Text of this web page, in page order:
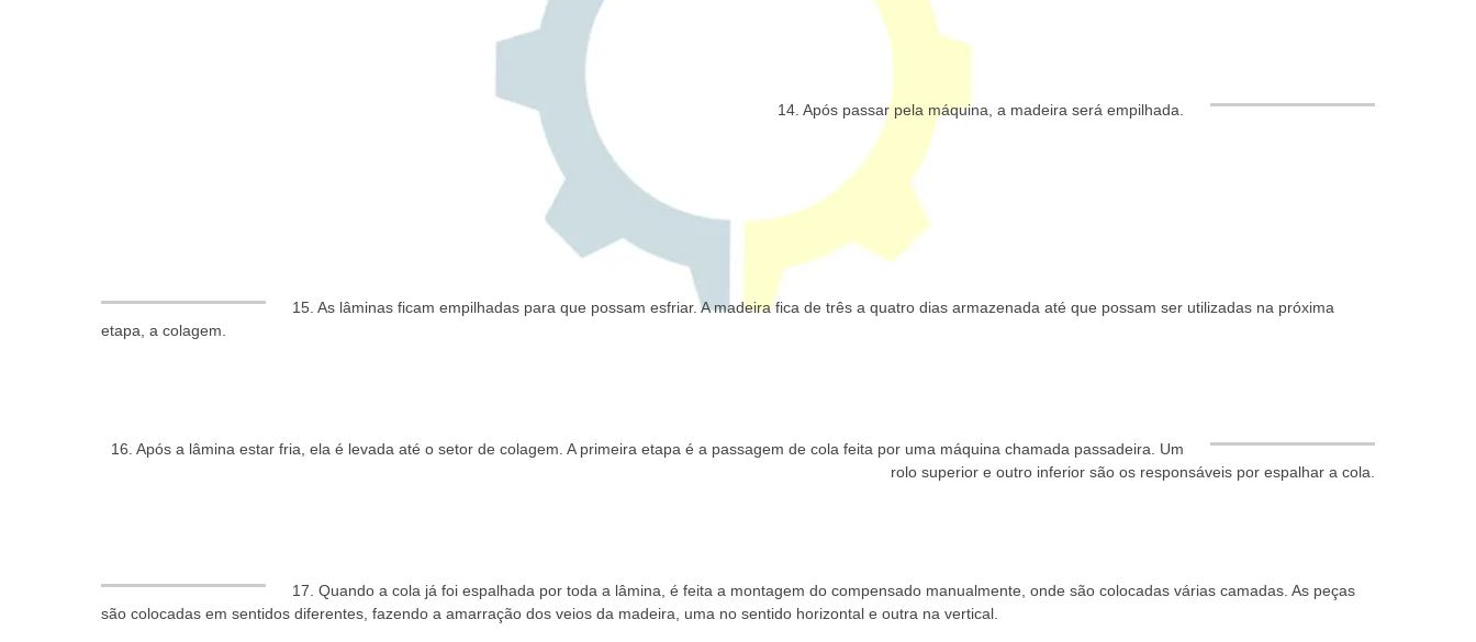
14. Após passar pela máquina, a madeira será empilhada.
15. As lâminas ficam empilhadas para que possam esfriar. A madeira fica de três a quatro dias armazenada até que possam ser utilizadas na próxima
etapa, a colagem.
16. Após a lâmina estar fria, ela é levada até o setor de colagem. A primeira etapa é a passagem de cola feita por uma máquina chamada passadeira. Um
rolo superior e outro inferior são os responsáveis por espalhar a cola.
17. Quando a cola já foi espalhada por toda a lâmina, é feita a montagem do compensado manualmente, onde são colocadas várias camadas. As peças
são colocadas em sentidos diferentes, fazendo a amarração dos veios da madeira, uma no sentido horizontal e outra na vertical.